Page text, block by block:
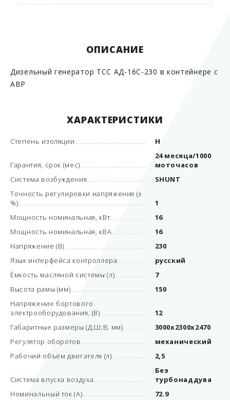
ОПИСАНИЕ
Дизельный генератор ТСС АД-16С-230 в контейнере с
АВР
ХАРАКТЕРИСТИКИ
Степень изоляции Н
Гарантия, срок (мес)
24 месяца/1000
моточасов
Система возбуждения
SHUNT
Точность регулировки напряжения (±
%)
1
Мощность номинальная, кВт
16
Мощность номинальная, кВА
16
Напряжение (В)
230
Язык интерфейса контроллера
русский
Ёмкость масляной системы (л)
7
Высота рамы (мм)
150
Напряжение бортового
электрооборудования, (В)
12
Габаритные размеры (Д;Ш;В; мм)
3000x2300x2470
Регулятор оборотов
механический
Рабочий объём двигателя (л)
2,5
Система впуска воздуха
Без
турбонаддува
Номинальный ток (А)
72.9